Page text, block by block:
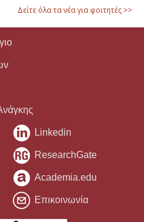
Δείτε όλα τα νέα για φοιτητές >>
Linkedin
ResearchGate
Academia.edu
Επικοινωνία